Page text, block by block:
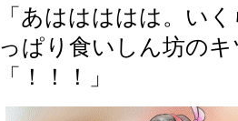
「あははははは。い
っぱり食いしん坊の
「！！！」